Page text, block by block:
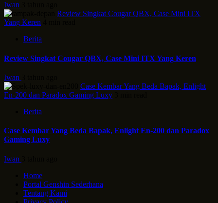
Iwan
Review Singkat Cougar QBX, Case Mini ITX
Yang Keren
Berita
Review Singkat Cougar QBX, Case Mini ITX Yang Keren
Iwan
Case Kembar Yang Beda Bapak, Enlight
En-200 dan Paradox Gaming Luxy
Berita
Case Kembar Yang Beda Bapak, Enlight En-200 dan Paradox
Gaming Luxy
Iwan
Home
Portal Genshin Sederhana
Tentang Kami